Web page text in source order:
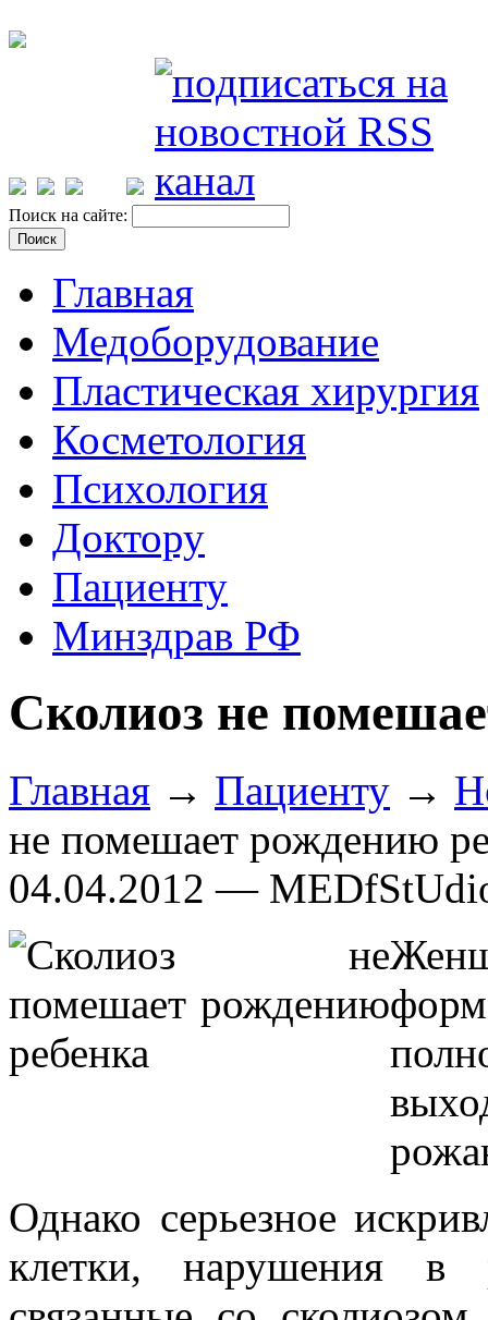
Поиск на сайте:
Главная
Медоборудование
Пластическая хирургия
Косметология
Психология
Доктору
Пациенту
Минздрав РФ
Сколиоз не
Главная → Пациенту →
не помешает рождению
04.04.2012 —
Однако серьезное
клетки, нарушения в